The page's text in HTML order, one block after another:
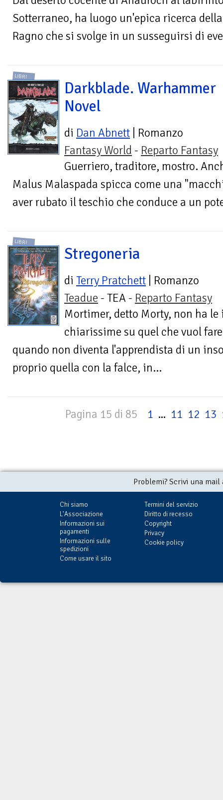
Sotterraneo, ha luogo un'epica ricerca
Ragno che si svolge in un susseguirsi di
LIBRI
Darkblade. Warhammer
Novel
di Dan Abnett | Romanzo
Fantasy World - Reparto Fantasy
Guerriero, traditore, mostro.
Malus Malaspada spicca come una
aver rubato il teschio che conduce a un
LIBRI
Stregoneria
di Terry Pratchett | Romanzo
Teadue - TEA - Reparto Fantasy
Mortimer, detto Morty, non ha le
chiarissime su quel che vuol
quando non diventa l'apprendista di un
proprio quella con la falce, in...
Pagina 15 di 85 1 ... 11 12 13
Problemi? Scrivi una
Chi siamo
L'Associazione
Informazioni sui
pagamenti
Informazioni sulle
spedizioni
Come usare il sito
Termini del servizio
Diritto di recesso
Copyright
Privacy
Cookie policy